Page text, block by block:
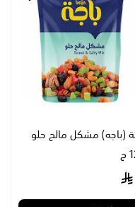
(باجه) مشكل مالح حلو